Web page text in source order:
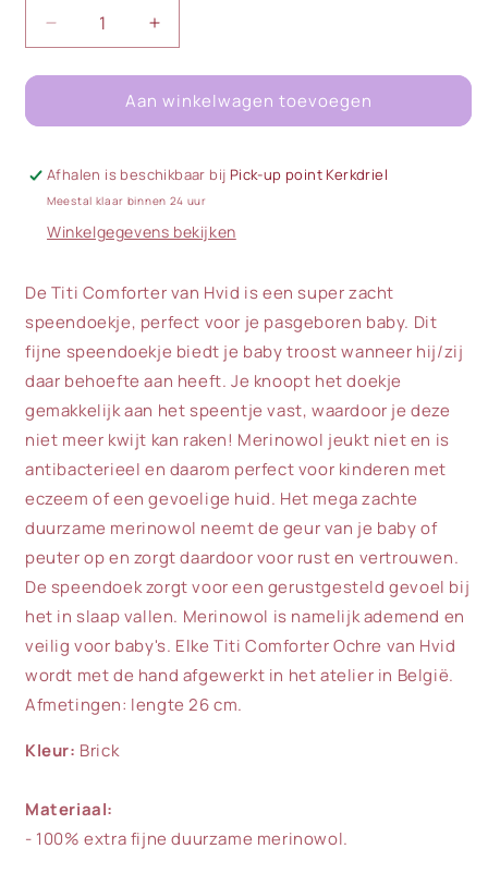
Aantal
verlagen
voor
|
Comforter
|
Aantal
verhogen
voor
Hvid
|
Comforter
Aan winkelwagen toevoegen
Afhalen is beschikbaar bij Pick-up point Kerkdriel
Meestal klaar binnen 24 uur
Winkelgegevens bekijken
De Titi Comforter van Hvid is een super zacht
speendoekje, perfect voor je pasgeboren baby. Dit
fijne speendoekje biedt je baby troost wanneer hij/zij
daar behoefte aan heeft. Je knoopt het doekje
gemakkelijk aan het speentje vast, waardoor je deze
niet meer kwijt kan raken! Merinowol jeukt niet en is
antibacterieel en daarom perfect voor kinderen met
eczeem of een gevoelige huid. Het mega zachte
duurzame merinowol neemt de geur van je baby of
peuter op en zorgt daardoor voor rust en vertrouwen.
De speendoek zorgt voor een gerustgesteld gevoel bij
het in slaap vallen. Merinowol is namelijk ademend en
veilig voor baby's. Elke Titi Comforter Ochre van Hvid
wordt met de hand afgewerkt in het atelier in België.
Afmetingen: lengte 26 cm.
Kleur: Brick
Materiaal:
- 100% extra fijne duurzame merinowol.